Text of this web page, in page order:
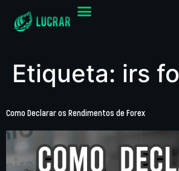
Etiqueta: irs
Como Declarar os Rendimentos de Forex